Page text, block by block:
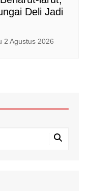
Deli Jadi
2 Agustus 2026